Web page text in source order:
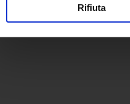
Rifiuta